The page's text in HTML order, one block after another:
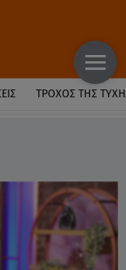
ΤΡΟΧΌΣ ΤΗΣ